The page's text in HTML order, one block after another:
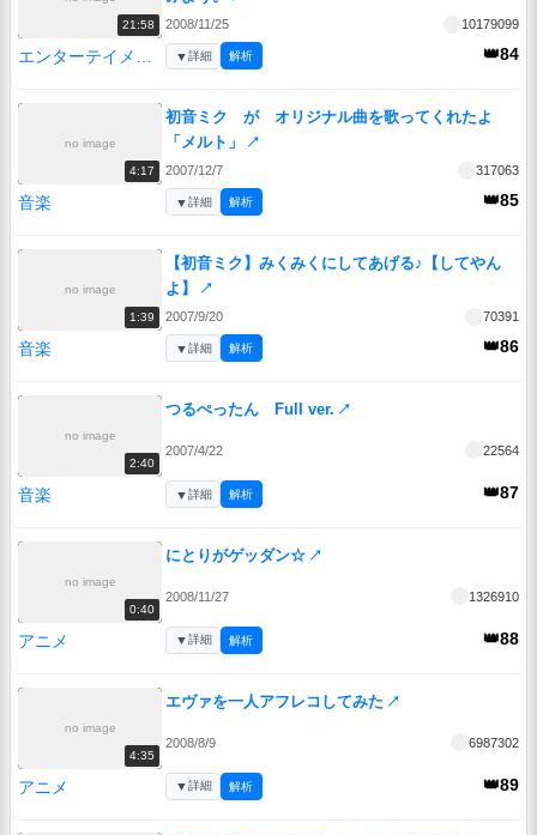
21:58 2008/11/25 10179099
👑84
▼詳細 解析
no image
4:17
初音ミク が オリジナル曲を歌ってくれたよ
「メルト」
↗
2007/12/7 317063
音楽 👑85
▼詳細 解析
no image
1:39
【初音ミク】みくみくにしてあげる♪【してやん
よ】
↗
2007/9/20 70391
音楽 👑86
▼詳細 解析
no image
2:40
つるぺったん Full ver. ↗
2007/4/22 22564
音楽 👑87
▼詳細 解析
no image
0:40
にとりがゲッダン☆ ↗
2008/11/27 1326910
アニメ 👑88
▼詳細 解析
no image
4:35
エヴァを一人アフレコしてみた ↗
2008/8/9 6987302
アニメ 👑89
▼詳細 解析